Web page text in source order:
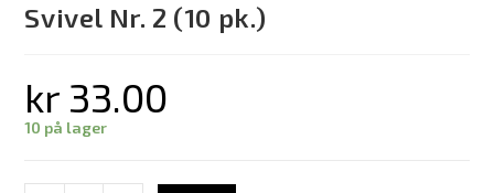
Svivel Nr. 2 (10 pk.)
kr 33.00
10 på lager